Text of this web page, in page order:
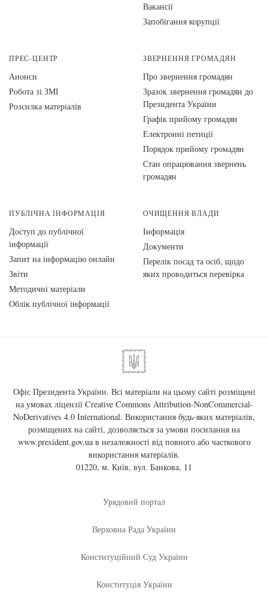
Вакансії
Запобігання корупції
ПРЕС-ЦЕНТР
Анонси
Робота зі ЗМІ
Розсилка матеріалів
ЗВЕРНЕННЯ ГРОМАДЯН
Про звернення громадян
Зразок звернення громадян до
Президента України
Графік прийому громадян
Електронні петиції
Порядок прийому громадян
Стан опрацювання звернень
громадян
ПУБЛІЧНА ІНФОРМАЦІЯ
Доступ до публічної
інформації
Запит на інформацію онлайн
Звіти
Методичні матеріали
Облік публічної інформації
ОЧИЩЕННЯ ВЛАДИ
Інформація
Документи
Перелік посад та осіб, щодо
яких проводиться перевірка
Офіс Президента України. Всі матеріали на цьому сайті розміщені
на умовах ліцензії Creative Commons Attribution-NonCommercial-
NoDerivatives 4.0 International. Використання будь-яких матеріалів,
розміщених на сайті, дозволяється за умови посилання на
www.president.gov.uaв незалежності від повного або часткового
використання матеріалів.
01220, м. Київ, вул. Банкова, 11
Урядовий портал
Верховна Рада України
Конституційний Суд України
Конституція України